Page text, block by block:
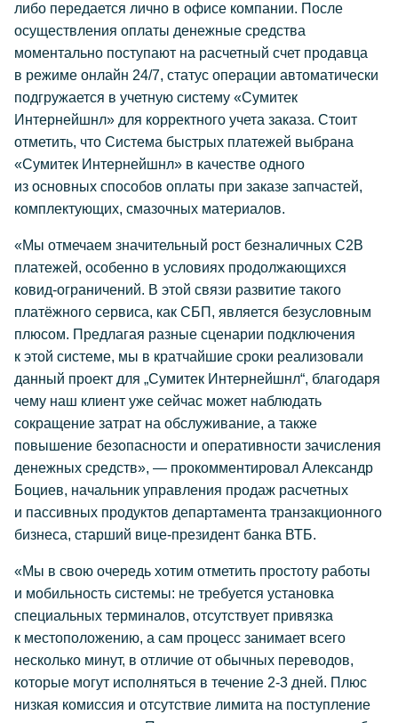
либо передается лично в офисе компании. После
осуществления оплаты денежные средства
моментально поступают на расчетный счет продавца
в режиме онлайн 24/7, статус операции автоматически
подгружается в учетную систему «Сумитек
Интернейшнл» для корректного учета заказа. Стоит
отметить, что Система быстрых платежей выбрана
«Сумитек Интернейшнл» в качестве одного
из основных способов оплаты при заказе запчастей,
комплектующих, смазочных материалов.
«Мы отмечаем значительный рост безналичных C2B
платежей, особенно в условиях продолжающихся
ковид-ограничений. В этой связи развитие такого
платёжного сервиса, как СБП, является безусловным
плюсом. Предлагая разные сценарии подключения
к этой системе, мы в кратчайшие сроки реализовали
данный проект для „Сумитек Интернейшнл“, благодаря
чему наш клиент уже сейчас может наблюдать
сокращение затрат на обслуживание, а также
повышение безопасности и оперативности зачисления
денежных средств», — прокомментировал Александр
Боциев, начальник управления продаж расчетных
и пассивных продуктов департамента транзакционного
бизнеса, старший вице-президент банка ВТБ.
«Мы в свою очередь хотим отметить простоту работы
и мобильность системы: не требуется установка
специальных терминалов, отсутствует привязка
к местоположению, а сам процесс занимает всего
несколько минут, в отличие от обычных переводов,
которые могут исполняться в течение 2-3 дней. Плюс
низкая комиссия и отсутствие лимита на поступление